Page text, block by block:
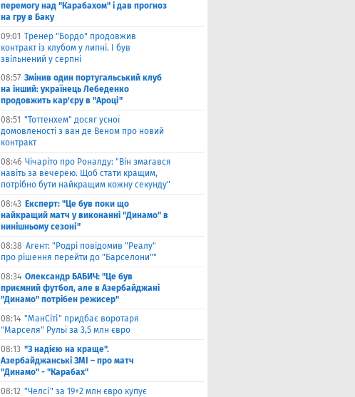
перемогу над "Карабахом" і дав прогноз
на гру в Баку
09:01 Тренер "Бордо" продовжив
контракт із клубом у липні. І був
звільнений у серпні
08:57 Змінив один португальський клуб
на інший: українець Лебеденко
продовжить кар'єру в "Ароці"
08:51 "Тоттенхем" досяг усної
домовленості з ван де Веном про новий
контракт
08:46 Чiчаріто про Роналду: "Він змагався
навіть за вечерею. Щоб стати кращим,
потрібно бути найкращим кожну секунду"
08:43 Експерт: "Це був поки що
найкращий матч у виконанні "Динамо" в
нинішньому сезоні"
08:38 Агент: "Родрі повідомив "Реалу"
про рішення перейти до "Барселони""
08:34 Олександр БАБИЧ: "Це був
приємний футбол, але в Азербайджані
"Динамо" потрібен режисер"
08:14 "МанСіті" придбає воротаря
"Марселя" Рульї за 3,5 млн євро
08:13 "З надією на краще".
Азербайджанські ЗМІ – про матч
"Динамо" - "Карабах"
08:12 "Челсі" за 19+2 млн євро купує